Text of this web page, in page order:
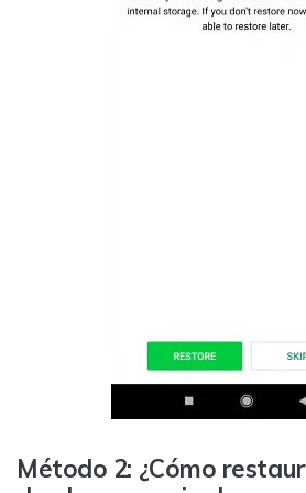
Método 2: ¿Cómo